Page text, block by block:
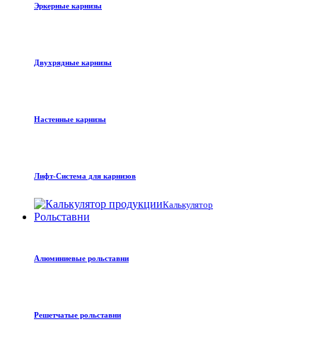
Эркерные карнизы
Двухрядные карнизы
Настенные карнизы
Лифт-Система для карнизов
Калькулятор
Рольставни
Алюминиевые рольставни
Решетчатые рольставни